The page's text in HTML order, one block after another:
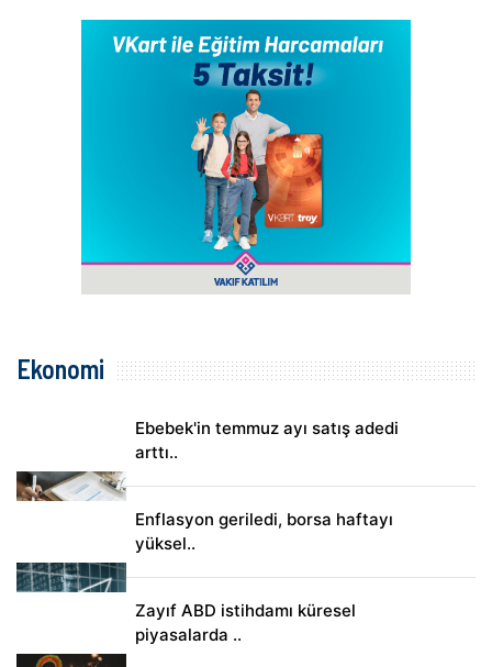
Ekonomi
Ebebek'in temmuz ayı satış adedi
arttı..
Enflasyon geriledi, borsa haftayı
yüksel..
Zayıf ABD istihdamı küresel
piyasalarda ..